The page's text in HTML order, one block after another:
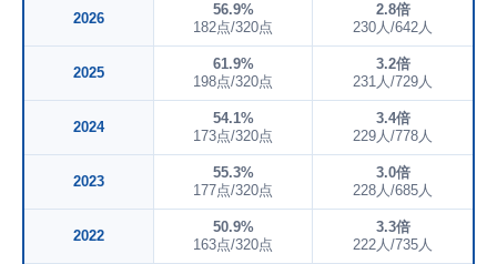
2026
56.9%
182点/320点
2.8倍
230人/642人
2025
61.9%
198点/320点
3.2倍
231人/729人
2024
54.1%
173点/320点
3.4倍
229人/778人
2023
55.3%
177点/320点
3.0倍
228人/685人
2022
50.9%
163点/320点
3.3倍
222人/735人